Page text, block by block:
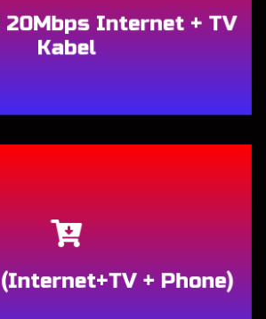
Internet + TV
Kabel
+ Phone)